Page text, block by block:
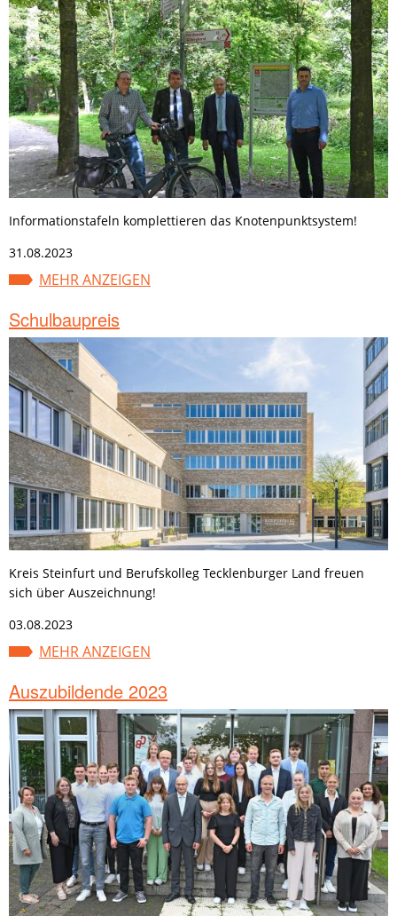
Informationstafeln komplettieren das Knotenpunktsystem!
31.08.2023
MEHR ANZEIGEN
Schulbaupreis
Kreis Steinfurt und Berufskolleg Tecklenburger Land freuen
sich über Auszeichnung!
03.08.2023
MEHR ANZEIGEN
Auszubildende 2023